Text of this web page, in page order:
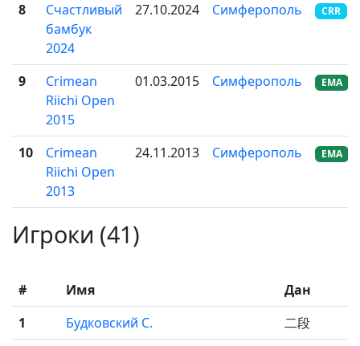
8
Счастливый
бамбук
2024
27.10.2024 Симферополь CRR
9
Crimean
Riichi Open
2015
01.03.2015 Симферополь EMA
10
Crimean
Riichi Open
2013
24.11.2013 Симферополь EMA
Игроки (41)
# Имя
Дан
1
Будковский С.
二段